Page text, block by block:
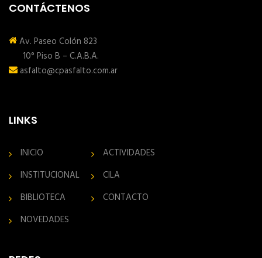
CONTÁCTENOS
Av. Paseo Colón 823
10° Piso B – C.A.B.A.
asfalto@cpasfalto.com.ar
LINKS
INICIO
INSTITUCIONAL
BIBLIOTECA
NOVEDADES
ACTIVIDADES
CILA
CONTACTO